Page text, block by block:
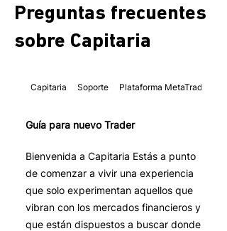
Preguntas frecuentes
sobre Capitaria
Capitaria Soporte Plataforma MetaTrader
Guía para nuevo Trader
Bienvenida a Capitaria Estás a punto
de comenzar a vivir una experiencia
que solo experimentan aquellos que
vibran con los mercados financieros y
que están dispuestos a buscar donde